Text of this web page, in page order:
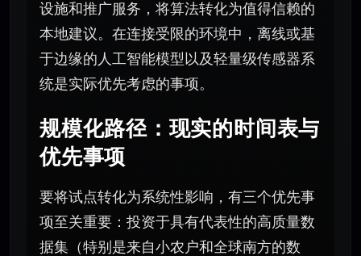
设施和推广服务，将算法转化为值得信赖的
本地建议。在连接受限的环境中，离线或基
于边缘的人工智能模型以及轻量级传感器系
统是实际优先考虑的事项。
规模化路径：现实的时间表与
优先事项
要将试点转化为系统性影响，有三个优先事
项至关重要：投资于具有代表性的高质量数
据集（特别是来自小农户和全球南方的数